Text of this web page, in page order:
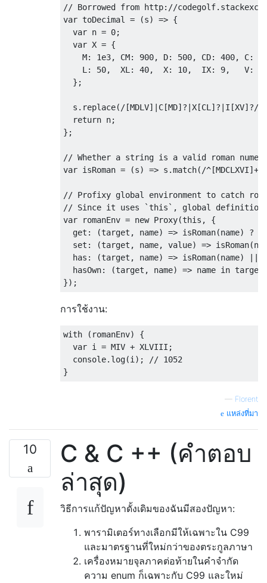
// Borrowed from http://
var toDecimal = (s) => {
var n = 0;
var X = {
    M
: 1e3, CM: 900, D: 500, CD: 400, C:
    L
: 50,
  XL
: 40,
  X
: 10,
  IX
: 9,
   V
:
};
  s
. replace( /[MDLV]|C[MD]?|X[CL]?|I[XV]?/
return n;
};
// Whether a string is a valid roman
var isRoman = (s) => s .match( /
// Profixy global environment to catch
// Since it uses `this`, global
var romanEnv = new Proxy(this ,
{
get : (target , name) => isRoman(name) ?
set : (target , name, value) => isRoman(
  has
: (target , name) => isRoman(name)
  hasOwn
: (target , name) =>
});
การใช้งาน:
with ( romanEnv)
{
var i = MIV + XLVIII ;
  console
. log(i );
// 1052
}
— Florent
แหล่งที่มา
10
C & C ++ (คำตอบ
ล่าสุด)
วิธีการแก้ปัญหาดั้งเดิมของฉันมีสองปัญหา:
พารามิเตอร์ทางเลือกมีให้เฉพาะใน C99
และมาตรฐานที่ใหม่กว่าของตระกูลภาษา
เครื่องหมายจุลภาคต่อท้ายในคำจำกัด
ความ enum ก็เฉพาะกับ C99 และใหม่